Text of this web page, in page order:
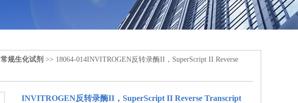
常规生化试剂 >> 18064-014INVITROGEN反转录酶II，SuperScript II Reverse
INVITROGEN反转录酶II，SuperScript II Reverse Transcript